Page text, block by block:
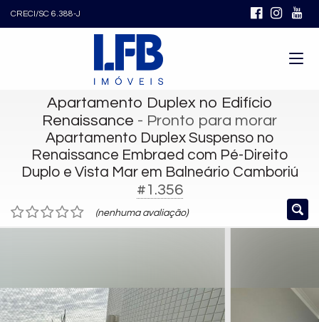
CRECI/SC 6.388-J
Apartamento Duplex no Edifício
Renaissance - Pronto para morar
Apartamento Duplex Suspenso no
Renaissance Embraed com Pé-Direito
Duplo e Vista Mar em Balneário Camboriú
#1.356
(nenhuma avaliação)